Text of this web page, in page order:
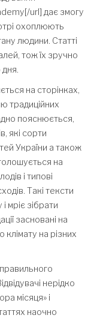
url] дає змогу
охоплюють
людини. Статті
тож їх зручно
дня.
на сторінках,
традиційних
пояснюється,
які сорти
України а також
на
і типові
Такі тексти
мріє зібрати
засновані на
клімату на різних
нерідко
місяця» і
наочно